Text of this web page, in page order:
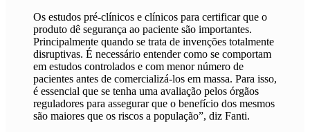
Os estudos pré-clínicos e clínicos para certificar que o
produto dê segurança ao paciente são importantes.
Principalmente quando se trata de invenções totalmente
disruptivas. É necessário entender como se comportam
em estudos controlados e com menor número de
pacientes antes de comercializá-los em massa. Para isso,
é essencial que se tenha uma avaliação pelos órgãos
reguladores para assegurar que o benefício dos mesmos
são maiores que os riscos a população”, diz Fanti.